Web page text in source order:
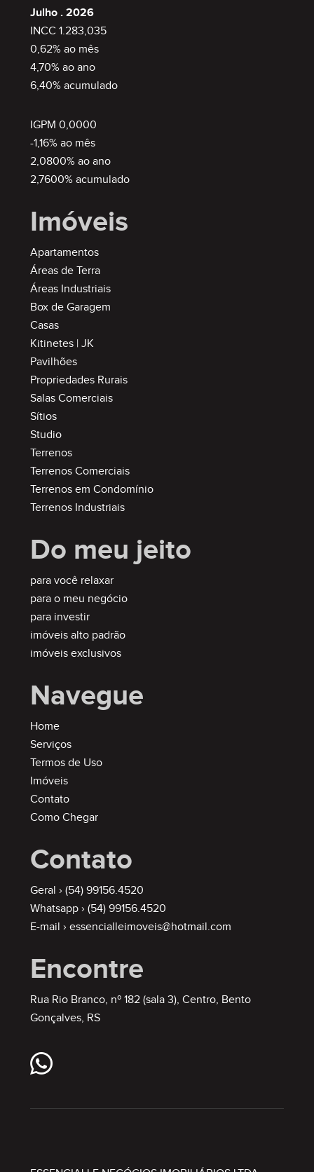
Julho . 2026
INCC 1.283,035
0,62% ao mês
4,70% ao ano
6,40% acumulado
IGPM 0,0000
-1,16% ao mês
2,0800% ao ano
2,7600% acumulado
Imóveis
Apartamentos
Áreas de Terra
Áreas Industriais
Box de Garagem
Casas
Kitinetes | JK
Pavilhões
Propriedades Rurais
Salas Comerciais
Sítios
Studio
Terrenos
Terrenos Comerciais
Terrenos em Condomínio
Terrenos Industriais
Do meu jeito
para você relaxar
para o meu negócio
para investir
imóveis alto padrão
imóveis exclusivos
Navegue
Home
Serviços
Termos de Uso
Imóveis
Contato
Como Chegar
Contato
Geral › (54) 99156.4520
Whatsapp › (54) 99156.4520
E-mail › essencialleimoveis@hotmail.com
Encontre
Rua Rio Branco, nº 182 (sala 3), Centro, Bento
Gonçalves, RS